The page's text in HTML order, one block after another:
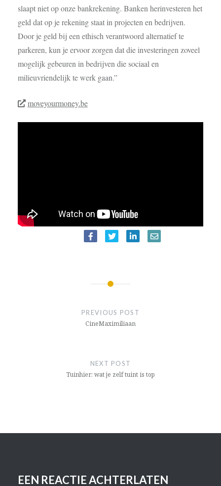
slaapt niet op onze bankrekening. Banken herinvesteren het
geld dat op je rekening staat in projecten en bedrijven.
Door je geld bij een ethisch verantwoord alternatief te
parkeren, kun je ervoor zorgen dat die investeringen zoveel
mogelijk gebeuren in bedrijven die sociaal en
milieuvriendelijk te werk gaan.”
moveyourmoney.be
PREVIOUS POST
CineMaxi­miliaan
NEXT POST
Tuinhier: wat je zelf tuint is top
EEN REACTIE ACHTERLATEN